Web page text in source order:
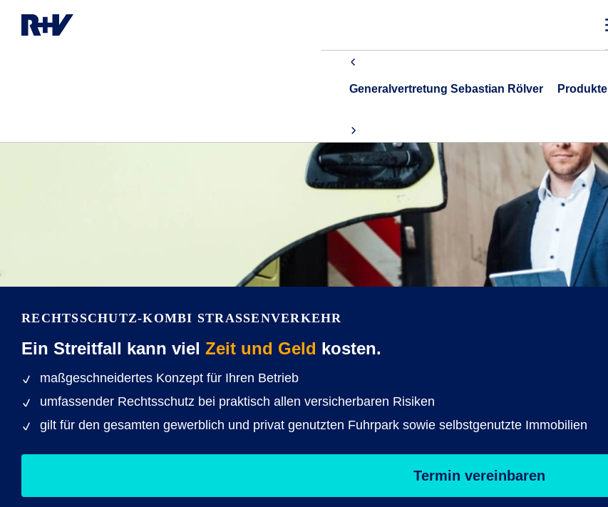
Generalvertretung Sebastian Rölver Produkte
RECHTS­SCHUTZ-KOMBI STRASSENVERKEHR
Ein Streitfall kann viel Zeit und Geld kosten.
maßgeschneidertes Konzept für Ihren Betrieb
umfassender Rechtsschutz bei praktisch allen versicherbaren Risiken
gilt für den gesamten gewerblich und privat genutzten Fuhrpark sowie selbstgenutzte Immobilien
Termin vereinbaren